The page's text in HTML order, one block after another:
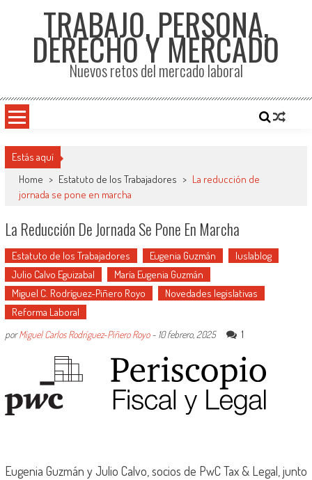
TRABAJO, PERSONA,
DERECHO Y MERCADO
Nuevos retos del mercado laboral
Estás aquí
Home > Estatuto de los Trabajadores > La reducción de
jornada se pone en marcha
La Reducción De Jornada Se Pone En Marcha
Estatuto de los Trabajadores Eugenia Guzmán
Iuslablog
Julio Calvo Eguizabal
María Eugenia Guzmán
Miguel C. Rodríguez-Piñero Royo
Novedades legislativas
Reforma Laboral
porMiguel Carlos Rodríguez-Piñero Royo- 10 febrero, 2025 1
Eugenia Guzmán y Julio Calvo, socios de PwC Tax & Legal, junto